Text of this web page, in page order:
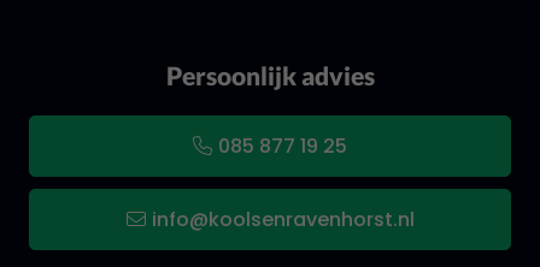
Persoonlijk advies
085 877 19 25
info@koolsenravenhorst.nl